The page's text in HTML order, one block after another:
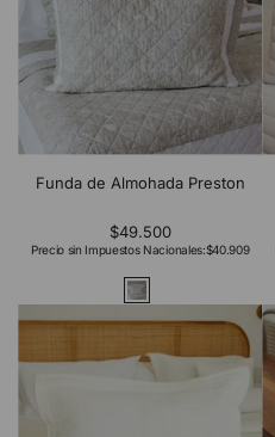
Funda de Almohada Preston
$49.500
Precio sin Impuestos Nacionales:$40.909